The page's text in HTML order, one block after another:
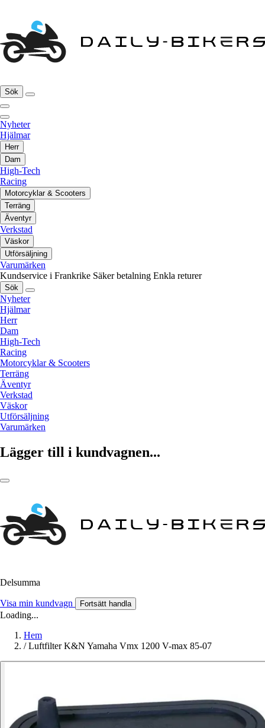
Sök
Nyheter
Hjälmar
Herr
Dam
High-Tech
Racing
Motorcyklar & Scooters
Terräng
Äventyr
Verkstad
Väskor
Utförsäljning
Varumärken
Kundservice i Frankrike Säker betalning Enkla returer
Sök
Nyheter
Hjälmar
Herr
Dam
High-Tech
Racing
Motorcyklar & Scooters
Terräng
Äventyr
Verkstad
Väskor
Utförsäljning
Varumärken
Lägger till i kundvagnen...
Delsumma
Visa min kundvagn Fortsätt handla
Loading...
Hem
/ Luftfilter K&N Yamaha Vmx 1200 V-max 85-07